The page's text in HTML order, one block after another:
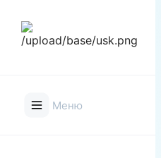
Меню